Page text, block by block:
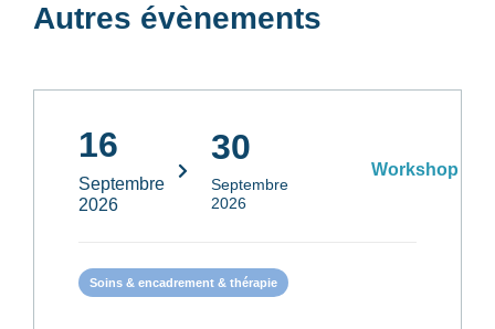
Autres évènements
16
Septembre
2026
30
Septembre
2026
Workshop
Soins & encadrement & thérapie